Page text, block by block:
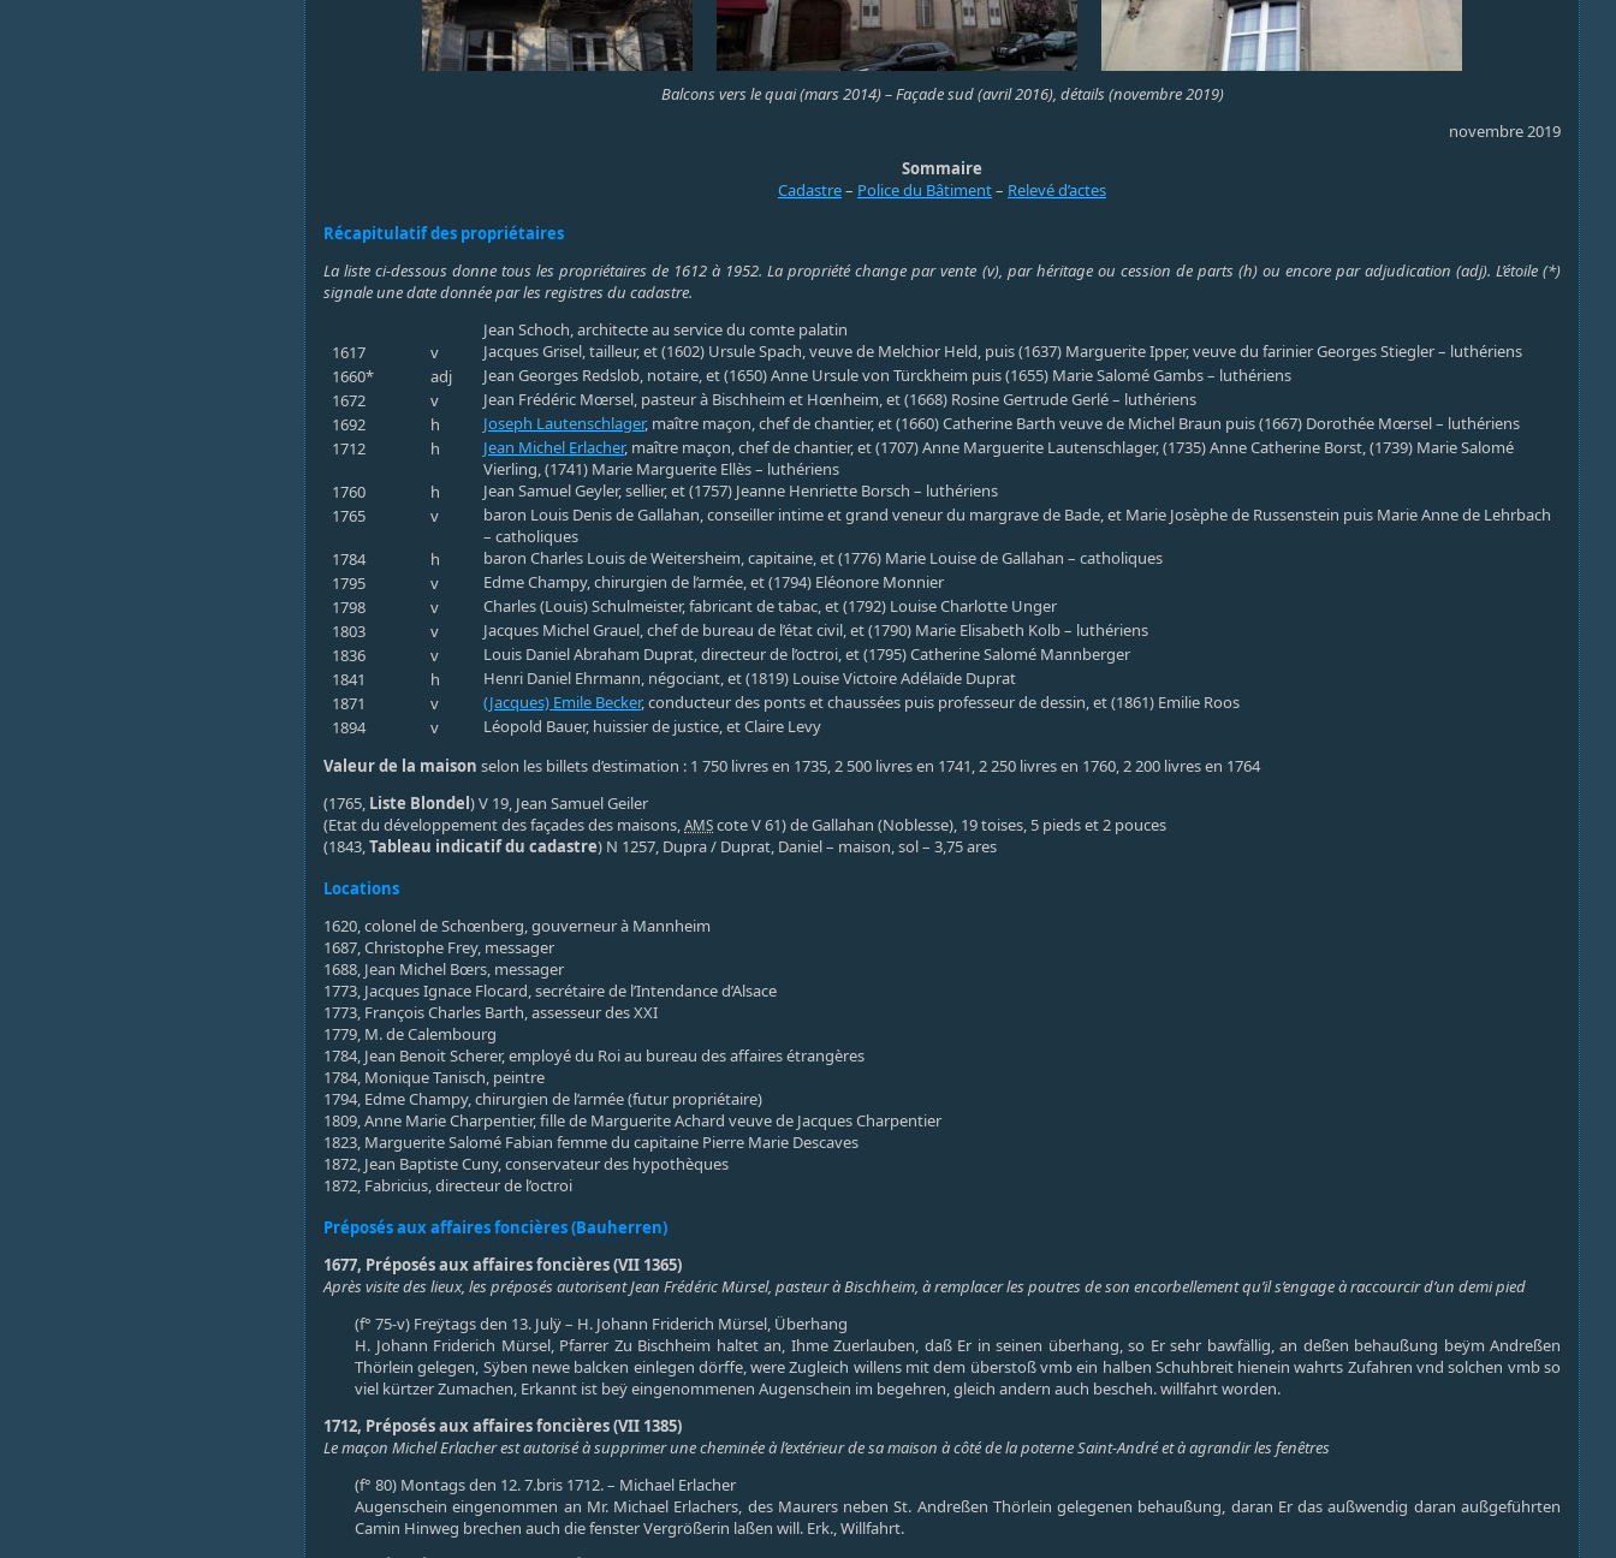
Balcons vers le quai (mars 2014) – Façade sud (avril 2016), détails (novembre 2019)
novembre 2019
Sommaire
Cadastre– Police du Bâtiment– Relevé d’actes
Récapitulatif des propriétaires
La liste ci-dessous donne tous les propriétaires de 1612 à 1952. La propriété change par vente (v), par héritage ou cession de parts (h) ou encore par adjudication (adj). L’étoile (*)
signale une date donnée par les registres du cadastre.
Jean Schoch, architecte au service du comte palatin
1617
v
Jacques Grisel, tailleur, et (1602) Ursule Spach, veuve de Melchior Held, puis (1637) Marguerite Ipper, veuve du farinier Georges Stiegler – luthériens
1660*
adj
Jean Georges Redslob, notaire, et (1650) Anne Ursule von Türckheim puis (1655) Marie Salomé Gambs – luthériens
1672
v
Jean Frédéric Mœrsel, pasteur à Bischheim et Hœnheim, et (1668) Rosine Gertrude Gerlé – luthériens
1692
h Joseph Lautenschlager, maître maçon, chef de chantier, et (1660) Catherine Barth veuve de Michel Braun puis (1667) Dorothée Mœrsel – luthériens
1712
h Jean Michel Erlacher, maître maçon, chef de chantier, et (1707) Anne Marguerite Lautenschlager, (1735) Anne Catherine Borst, (1739) Marie Salomé
Vierling, (1741) Marie Marguerite Ellès – luthériens
1760
h
Jean Samuel Geyler, sellier, et (1757) Jeanne Henriette Borsch – luthériens
1765
v
baron Louis Denis de Gallahan, conseiller intime et grand veneur du margrave de Bade, et Marie Josèphe de Russenstein puis Marie Anne de Lehrbach
– catholiques
1784
h
baron Charles Louis de Weitersheim, capitaine, et (1776) Marie Louise de Gallahan – catholiques
1795
v
Edme Champy, chirurgien de l’armée, et (1794) Eléonore Monnier
1798
v
Charles (Louis) Schulmeister, fabricant de tabac, et (1792) Louise Charlotte Unger
1803
v
Jacques Michel Grauel, chef de bureau de l’état civil, et (1790) Marie Elisabeth Kolb – luthériens
1836
v
Louis Daniel Abraham Duprat, directeur de l’octroi, et (1795) Catherine Salomé Mannberger
1841
h
Henri Daniel Ehrmann, négociant, et (1819) Louise Victoire Adélaïde Duprat
1871
v (Jacques) Emile Becker, conducteur des ponts et chaussées puis professeur de dessin, et (1861) Emilie Roos
1894
v
Léopold Bauer, huissier de justice, et Claire Levy
Valeur de la maison selon les billets d’estimation : 1 750 livres en 1735, 2 500 livres en 1741, 2 250 livres en 1760, 2 200 livres en 1764
(1765, Liste Blondel) V 19, Jean Samuel Geiler
(Etat du développement des façades des maisons, AMScote V 61) de Gallahan (Noblesse), 19 toises, 5 pieds et 2 pouces
(1843, Tableau indicatif du cadastre) N 1257, Dupra / Duprat, Daniel – maison, sol – 3,75 ares
Locations
1620, colonel de Schœnberg, gouverneur à Mannheim
1687, Christophe Frey, messager
1688, Jean Michel Bœrs, messager
1773, Jacques Ignace Flocard, secrétaire de l’Intendance d’Alsace
1773, François Charles Barth, assesseur des XXI
1779, M. de Calembourg
1784, Jean Benoit Scherer, employé du Roi au bureau des affaires étrangères
1784, Monique Tanisch, peintre
1794, Edme Champy, chirurgien de l’armée (futur propriétaire)
1809, Anne Marie Charpentier, fille de Marguerite Achard veuve de Jacques Charpentier
1823, Marguerite Salomé Fabian femme du capitaine Pierre Marie Descaves
1872, Jean Baptiste Cuny, conservateur des hypothèques
1872, Fabricius, directeur de l’octroi
Préposés aux affaires foncières (Bauherren)
1677, Préposés aux affaires foncières (VII 1365)
Après visite des lieux, les préposés autorisent Jean Frédéric Mürsel, pasteur à Bischheim, à remplacer les poutres de son encorbellement qu’il s’engage à raccourcir d’un demi pied
(f° 75-v) Freÿtags den 13. Julÿ – H. Johann Friderich Mürsel, Überhang
H. Johann Friderich Mürsel, Pfarrer Zu Bischheim haltet an, Ihme Zuerlauben, daß Er in seinen überhang, so Er sehr bawfällig, an deßen behaußung beÿm Andreßen
Thörlein gelegen, Sÿben newe balcken einlegen dörffe, were Zugleich willens mit dem überstoß vmb ein halben Schuhbreit hienein wahrts Zufahren vnd solchen vmb so
viel kürtzer Zumachen, Erkannt ist beÿ eingenommenen Augenschein im begehren, gleich andern auch bescheh. willfahrt worden.
1712, Préposés aux affaires foncières (VII 1385)
Le maçon Michel Erlacher est autorisé à supprimer une cheminée à l’extérieur de sa maison à côté de la poterne Saint-André et à agrandir les fenêtres
(f° 80) Montags den 12. 7.bris 1712. – Michael Erlacher
Augenschein eingenommen an Mr. Michael Erlachers, des Maurers neben St. Andreßen Thörlein gelegenen behaußung, daran Er das außwendig daran außgeführten
Camin Hinweg brechen auch die fenster Vergrößerin laßen will. Erk., Willfahrt.